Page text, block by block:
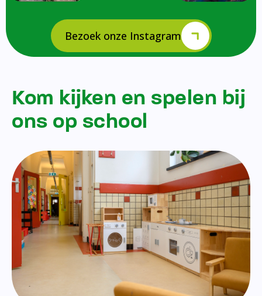
Bezoek onze Instagram
Kom kijken en spelen bij
ons op school